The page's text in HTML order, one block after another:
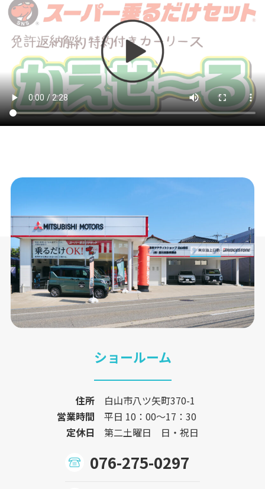
ショールーム
住所
白山市八ツ矢町370-1
営業時間
平日 10：00〜17：30
定休日
第二土曜日 日・祝日
076-275-0297